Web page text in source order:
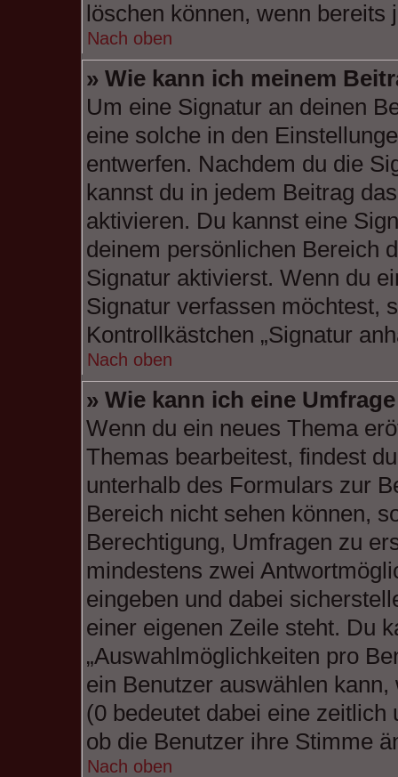
löschen können, wenn
Nach oben
» Wie kann ich meinem
Um eine Signatur an deinen
eine solche in den
entwerfen. Nachdem du die
kannst du in jedem Beitrag
aktivieren. Du kannst eine
deinem persönlichen Bereich
Signatur aktivierst. Wenn du
Signatur verfassen möchtest,
Kontrollkästchen „Signatur
Nach oben
» Wie kann ich eine
Wenn du ein neues Thema
Themas bearbeitest, findest
unterhalb des Formulars zur
Bereich nicht sehen können,
Berechtigung, Umfragen zu
mindestens zwei
eingeben und dabei
einer eigenen Zeile steht. Du
„Auswahlmöglichkeiten pro
ein Benutzer auswählen
(0 bedeutet dabei eine
ob die Benutzer ihre Stimme
Nach oben